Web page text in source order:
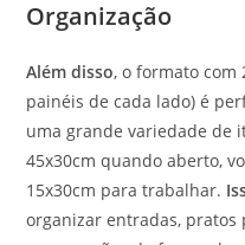
Organização
Além disso, o formato com
painéis de cada lado) é
uma grande variedade de
45x30cm quando aberto,
15x30cm para trabalhar.
organizar entradas, pratos